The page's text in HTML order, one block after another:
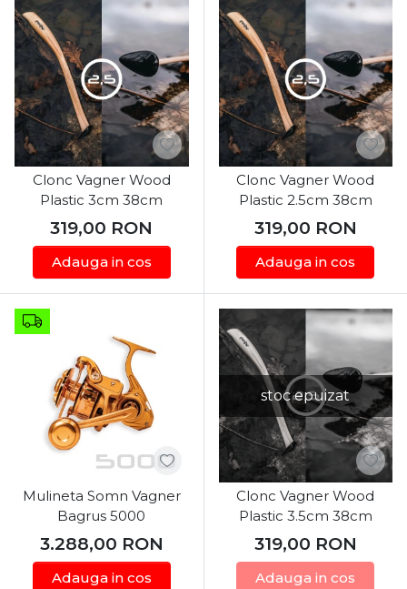
Clonc Vagner Wood
Plastic 3cm 38cm
319,00 RON
Adauga in cos
Clonc Vagner Wood
Plastic 2.5cm 38cm
319,00 RON
Adauga in cos
Mulineta Somn Vagner
Bagrus 5000
3.288,00 RON
Adauga in cos
stoc epuizat
Clonc Vagner Wood
Plastic 3.5cm 38cm
319,00 RON
Adauga in cos